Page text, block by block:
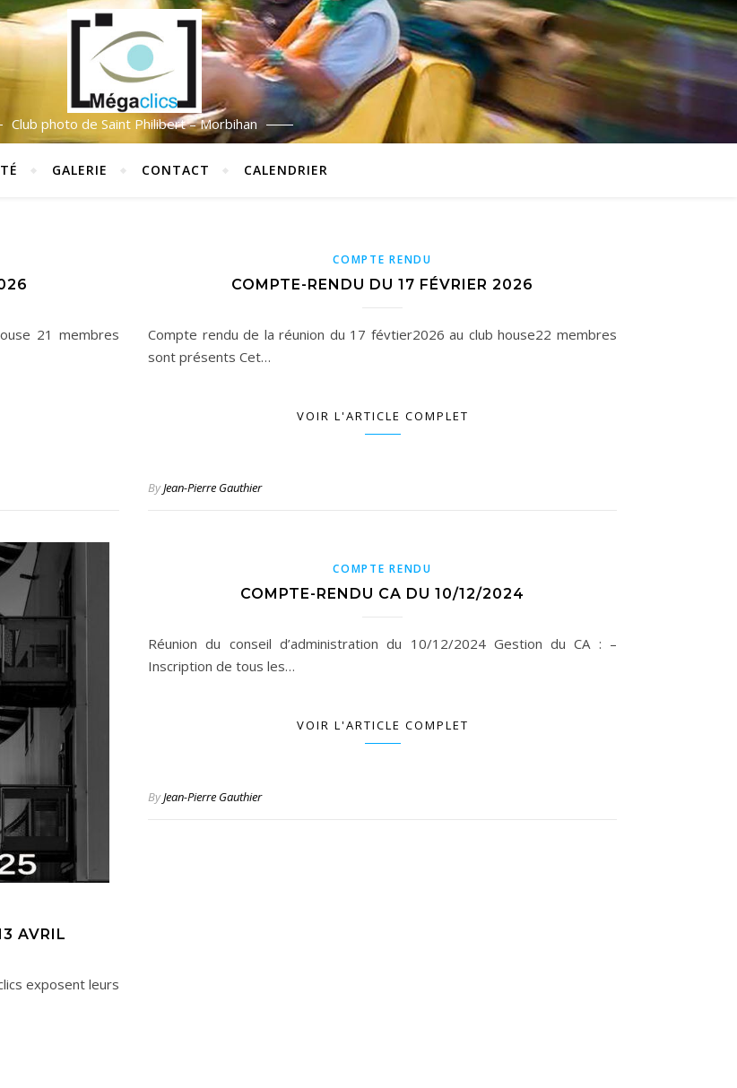
Club photo de Saint Philibert – Morbihan
GALERIE CONTACT CALENDRIER
21 membres
COMPTE RENDU
COMPTE-RENDU DU 17 FÉVRIER 2026
Compte rendu de la réunion du 17 févtier2026 au club house22 membres
sont présents Cet…
VOIR L'ARTICLE COMPLET
ByJean-Pierre Gauthier
AVRIL
exposent leurs
COMPTE RENDU
COMPTE-RENDU CA DU 10/12/2024
Réunion du conseil d’administration du 10/12/2024 Gestion du CA : –
Inscription de tous les…
VOIR L'ARTICLE COMPLET
ByJean-Pierre Gauthier